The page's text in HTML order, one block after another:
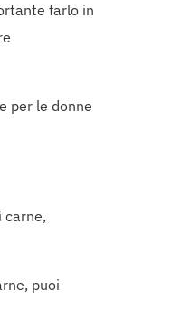
farlo in
per le donne
carne,
puoi